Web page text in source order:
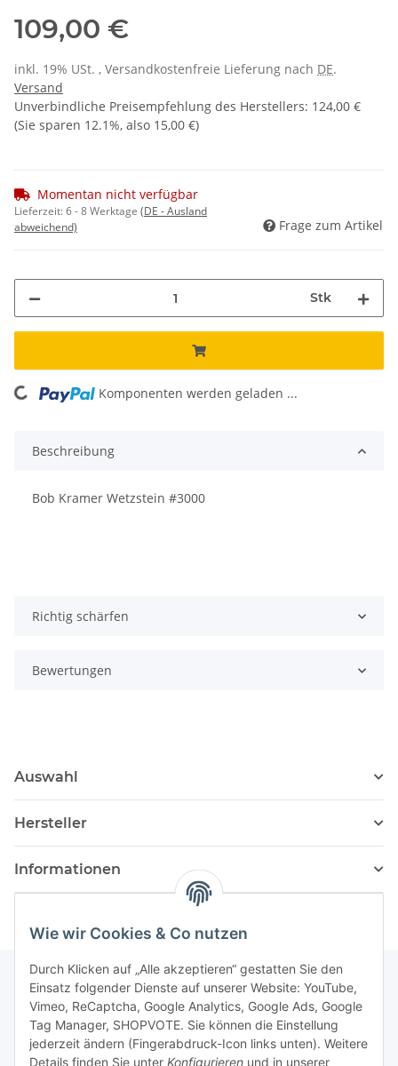
Wie wir Cookies & Co nutzen
Durch Klicken auf „Alle akzeptieren“ gestatten Sie den
Einsatz folgender Dienste auf unserer Website: YouTube,
Vimeo, ReCaptcha, Google Analytics, Google Ads, Google
Tag Manager, SHOPVOTE. Sie können die Einstellung
jederzeit ändern (Fingerabdruck-Icon links unten). Weitere
Details finden Sie unter Konfigurieren und in unserer
109,00 €
inkl. 19% USt. , Versandkostenfreie Lieferung nach DE.
Versand
Unverbindliche Preisempfehlung des Herstellers: 124,00 €
(Sie sparen 12.1%, also 15,00 €)
Momentan nicht verfügbar
Lieferzeit:6 - 8 Werktage (DE - Ausland
abweichend)
Frage zum Artikel
Stk
Loading... Komponenten werden geladen ...
Beschreibung
Bob Kramer Wetzstein #3000
Richtig schärfen
Bewertungen
Auswahl
Hersteller
Informationen
Newsletter Abonnieren
Bitte senden Sie mir entsprechend Ihrer